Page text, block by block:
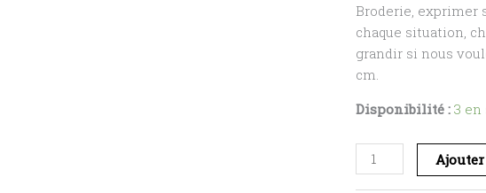
Broderie, exprimer
chaque situation,
grandir si nous
cm.
Disponibilité : 3 en